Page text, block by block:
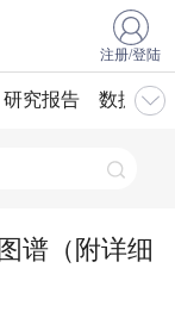
注册/登陆
研究报告 数据库
谱（附详细